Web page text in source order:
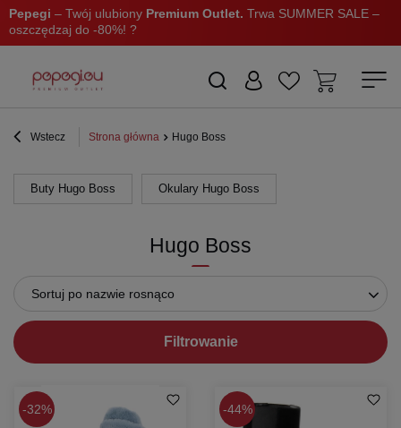
Pepegi – Twój ulubiony Premium Outlet. Trwa SUMMER SALE –
oszczędzaj do -80%! ?
Wstecz Strona główna Hugo Boss
Buty Hugo Boss Okulary Hugo Boss
Hugo Boss
Sortuj po nazwie rosnąco
Filtrowanie
32% 44%